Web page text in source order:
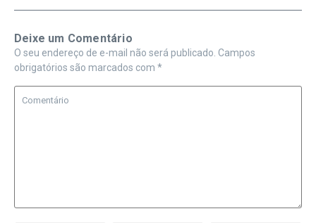
Deixe um Comentário
O seu endereço de e-mail não será publicado. Campos
obrigatórios são marcados com *